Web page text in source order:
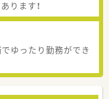
ります！
ゆったり勤務ができ